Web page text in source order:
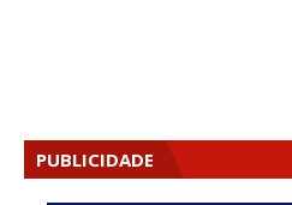
PUBLICIDADE